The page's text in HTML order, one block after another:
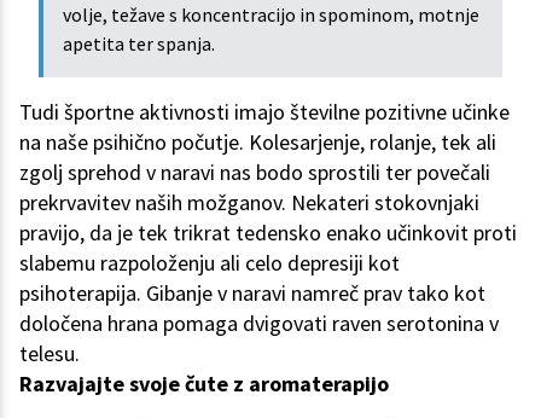
volje, težave s koncentracijo in spominom, motnje
apetita ter spanja.
Tudi športne aktivnosti imajo številne pozitivne učinke
na naše psihično počutje. Kolesarjenje, rolanje, tek ali
zgolj sprehod v naravi nas bodo sprostili ter povečali
prekrvavitev naših možganov. Nekateri stokovnjaki
pravijo, da je tek trikrat tedensko enako učinkovit proti
slabemu razpoloženju ali celo depresiji kot
psihoterapija. Gibanje v naravi namreč prav tako kot
določena hrana pomaga dvigovati raven serotonina v
telesu.
Razvajajte svoje čute z aromaterapijo